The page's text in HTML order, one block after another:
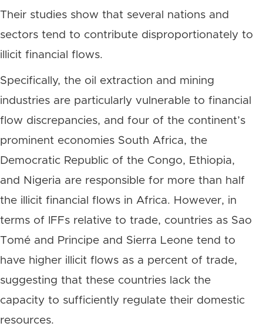
Their studies show that several nations and
sectors tend to contribute disproportionately to
illicit financial flows.
Specifically, the oil extraction and mining
industries are particularly vulnerable to financial
flow discrepancies, and four of the continent’s
prominent economies South Africa, the
Democratic Republic of the Congo, Ethiopia,
and Nigeria are responsible for more than half
the illicit financial flows in Africa. However, in
terms of IFFs relative to trade, countries as Sao
Tomé and Principe and Sierra Leone tend to
have higher illicit flows as a percent of trade,
suggesting that these countries lack the
capacity to sufficiently regulate their domestic
resources.